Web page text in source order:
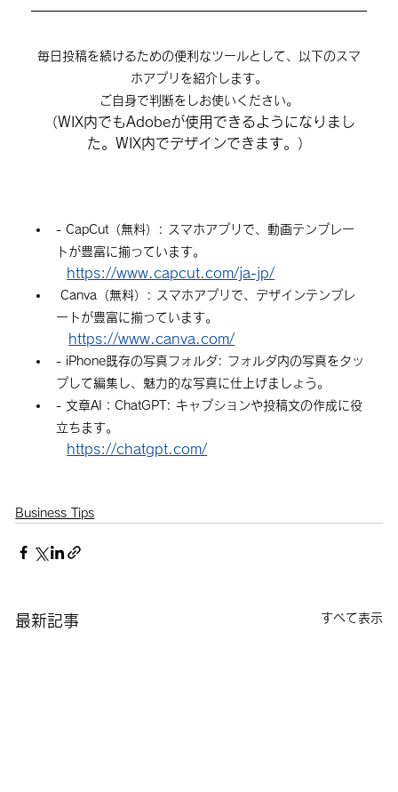
毎日投稿を続けるための便利なツールとして、以下のスマ
ホアプリを紹介します。
ご自身で判断をしお使いください。
（WIX内でもAdobeが使用できるようになりまし
た。WIX内でデザインできます。）
- CapCut（無料）
: スマホアプリで、動画テンプレー
トが豊富に揃っています。
https://www.capcut.com/ja-jp/
Canva（無料）
: スマホアプリで、デザインテンプレ
ートが豊富に揃っています。
https://www.canva.com/
- iPhone既存の写真フォルダ: フォルダ内の写真をタッ
プして編集し、魅力的な写真に仕上げましょう。
- 文章AI：ChatGPT: キャプションや投稿文の作成に役
立ちます。
https://chatgpt.com/
Business Tips
最新記事 すべて表示